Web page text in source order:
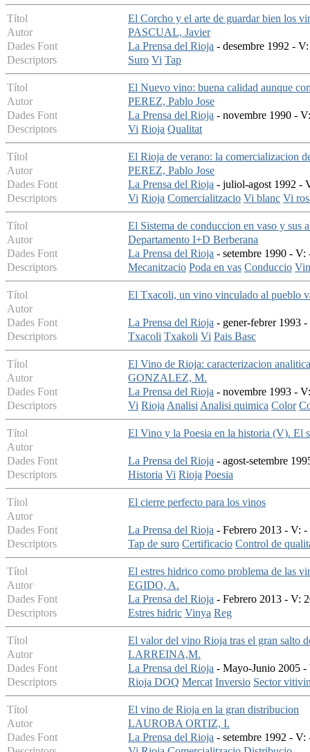
Títol
El Corcho y el arte de guardar bien los
Autor
PASCUAL, Javier
Dades Font
La Prensa del Rioja - desembre 1992 -
Descriptors
Suro Vi Tap
Títol
El Nuevo vino: buena calidad aunque
Autor
PEREZ, Pablo Jose
Dades Font
La Prensa del Rioja - novembre 1990 -
Descriptors
Vi Rioja Qualitat
Títol
El Rioja de verano: la comercializacion
Autor
PEREZ, Pablo Jose
Dades Font
La Prensa del Rioja - juliol-agost 1992 -
Descriptors
Vi Rioja Comercialitzacio Vi blanc Vi
Títol
El Sistema de conduccion en vaso y sus
Autor
Departamento I+D Berberana
Dades Font
La Prensa del Rioja - setembre 1990 -
Descriptors
Mecanitzacio Poda en vas Conduccio
Títol
El Txacoli, un vino vinculado al pueblo
Autor
Dades Font
La Prensa del Rioja - gener-febrer 1993
Descriptors
Txacoli Txakoli Vi Pais Basc
Títol
El Vino de Rioja: caracterizacion analitica
Autor
GONZALEZ, M.
Dades Font
La Prensa del Rioja - novembre 1993 -
Descriptors
Vi RiojaAnalisiAnalisi quimica Color
Títol
El Vino y la Poesia en la historia (V). El
Autor
Dades Font
La Prensa del Rioja - agost-setembre
Descriptors
Historia Vi Rioja Poesia
Títol
El cierre perfecto para los vinos
Autor
Dades Font
La Prensa del Rioja - Febrero 2013 - V:
Descriptors
Tap de suro Certificacio Control de
Títol
El estres hidrico como problema de las
Autor
EGIDO, A.
Dades Font
La Prensa del Rioja - Febrero 2013 - V:
Descriptors
Estres hidric Vinya Reg
Títol
El valor del vino Rioja tras el gran salto
Autor
LARREINA,M.
Dades Font
La Prensa del Rioja - Mayo-Junio 2005
Descriptors
Rioja DOQ Mercat Inversio Sector
Títol
El vino de Rioja en la gran distribucion
Autor
LAUROBA ORTIZ, I.
Dades Font
La Prensa del Rioja - setembre 1992 -